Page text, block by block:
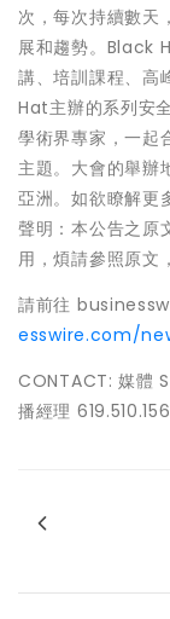
次，每次持續數天
展和趨勢。Black
講、培訓課程、高
Hat主辦的系列安
學術界專家，一起
主題。大會的舉辦
亞洲。如欲瞭解
聲明：本公告之原
用，煩請參照原文
請前往
esswire.com/
CONTACT: 媒體
播經理